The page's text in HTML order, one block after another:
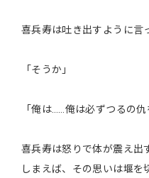
喜兵寿は吐き出すように言
「そうか」
「俺は……俺は必ずつるの仇
喜兵寿は怒りで体が震え出
しまえば、その思いは堰を